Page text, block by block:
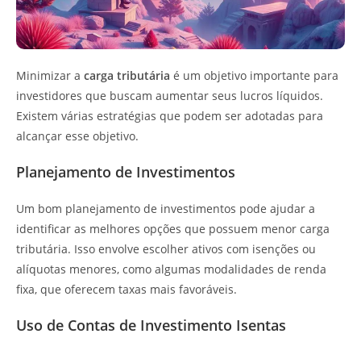
Minimizar a carga tributária é um objetivo importante para
investidores que buscam aumentar seus lucros líquidos.
Existem várias estratégias que podem ser adotadas para
alcançar esse objetivo.
Planejamento de Investimentos
Um bom planejamento de investimentos pode ajudar a
identificar as melhores opções que possuem menor carga
tributária. Isso envolve escolher ativos com isenções ou
alíquotas menores, como algumas modalidades de renda
fixa, que oferecem taxas mais favoráveis.
Uso de Contas de Investimento Isentas